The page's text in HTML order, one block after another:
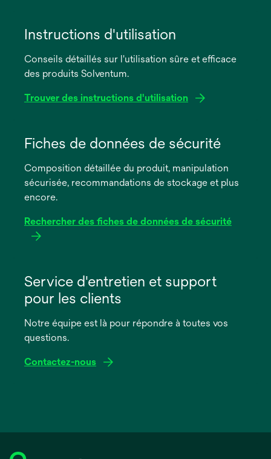
Instructions d'utilisation
Conseils détaillés sur l'utilisation sûre et efficace
des produits Solventum.
Trouver des instructions d'utilisation
dans
nouvel
onglet
Fiches de données de sécurité
Composition détaillée du produit, manipulation
sécurisée, recommandations de stockage et plus
encore.
Rechercher des fiches de données de sécurité
dans
nouvel
onglet
Service d'entretien et support
pour les clients
Notre équipe est là pour répondre à toutes vos
questions.
Contactez-nous